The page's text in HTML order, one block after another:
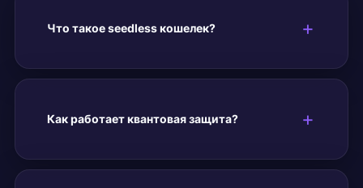
Что такое seedless кошелек?
Как работает квантовая защита?